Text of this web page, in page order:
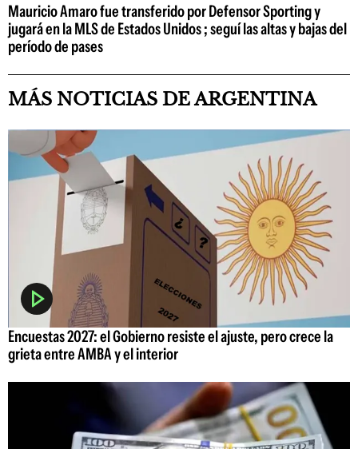
Mauricio Amaro fue transferido por Defensor Sporting y
jugará en la MLS de Estados Unidos ; seguí las altas y bajas del
período de pases
MÁS NOTICIAS DE ARGENTINA
Encuestas 2027: el Gobierno resiste el ajuste, pero crece la
grieta entre AMBA y el interior